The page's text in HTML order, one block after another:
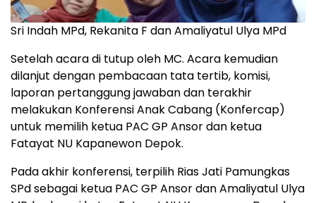
Sri Indah MPd, Rekanita F dan Amaliyatul Ulya MPd
Setelah acara di tutup oleh MC. Acara kemudian
dilanjut dengan pembacaan tata tertib, komisi,
laporan pertanggung jawaban dan terakhir
melakukan Konferensi Anak Cabang (Konfercap)
untuk memilih ketua PAC GP Ansor dan ketua
Fatayat NU Kapanewon Depok.
Pada akhir konferensi, terpilih Rias Jati Pamungkas
SPd sebagai ketua PAC GP Ansor dan Amaliyatul Ulya